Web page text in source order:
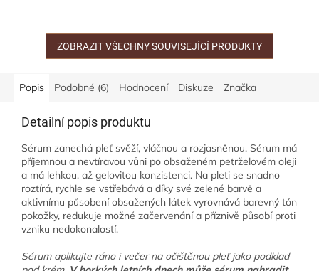
podobě univerzálního...
ZOBRAZIT VŠECHNY SOUVISEJÍCÍ PRODUKTY
Popis Podobné (6) Hodnocení Diskuze Značka
Detailní popis produktu
Sérum zanechá pleť svěží, vláčnou a rozjasněnou. Sérum má
příjemnou a nevtíravou vůni po obsaženém petrželovém oleji
a má lehkou, až gelovitou konzistenci. Na pleti se snadno
roztírá, rychle se vstřebává a díky své zelené barvě a
aktivnímu působení obsažených látek vyrovnává barevný tón
pokožky, redukuje možné začervenání a příznivě působí proti
vzniku nedokonalostí.
Sérum aplikujte ráno i večer na očištěnou pleť jako podklad